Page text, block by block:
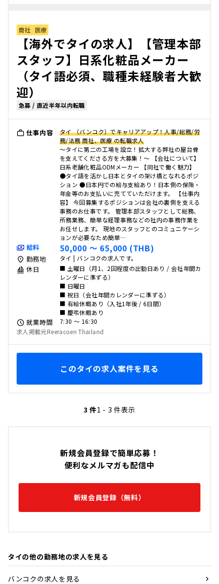
新規会員登録で簡単応募！
便利なメルマガも配信中
新規会員登録（無料）
タイの他の勤務地の求人を見る
バンコクの求人を見る
商社 医療
【海外でタイの求人】【管理本部
スタッフ】日系化粧品メーカー
（タイ語必須、職種未経験者大歓
迎）
急募 / 直近半年以内転職
仕事内容
タイ （バンコク）でキャリアアップ！人事/総務/労
務/法務 商社、医療 の転職求人
〜タイに第二の工場を設立！拡大する弊社の屋台骨
を支えてくださる方を大募集！〜 【会社について】
日系老舗化粧品ODMメーカー 【同社で働く魅力】
●タイ語を活かし日本とタイの架け橋となれるポジ
ション ●日本円での給与支給あり！日本側の保険・
年金等のお支払いに充てていただけます。 【仕事内
容】 今回募集するポジションは会社の裏側を支える
事務のお仕事です。 管理本部スタッフとして総務、
所務業務、簡単な経理事務などの社内の事務作業を
お任せします。 現地のスタッフとのコミュニケーシ
ョンが必要なため簡単…
給料 50,000 〜 65,000 (THB)
勤務地 タイ | バンコクの求人です。
休日
■ 土曜日（月1、2回程度の出勤日あり / 会社年間カ
レンダーに準ずる）
■ 日曜日
■ 祝日（会社年間カレンダーに準ずる）
■ 有給休暇あり（入社1年後 / 6日間）
■ 慶弔休暇あり
就業時間
7:30 〜 16:30
求人掲載元Reeracoen Thailand
このタイの求人案件を見る
3 件1 - 3 件表示